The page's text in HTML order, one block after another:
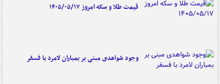
قیمت طلا و سکه امروز ۱۴۰۵/۰۵/۱۷
وجود شواهدی مبنی بر بمباران لامرد با فسفر